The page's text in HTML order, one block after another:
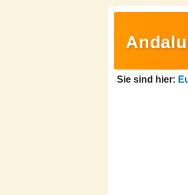
Sie sind hier: